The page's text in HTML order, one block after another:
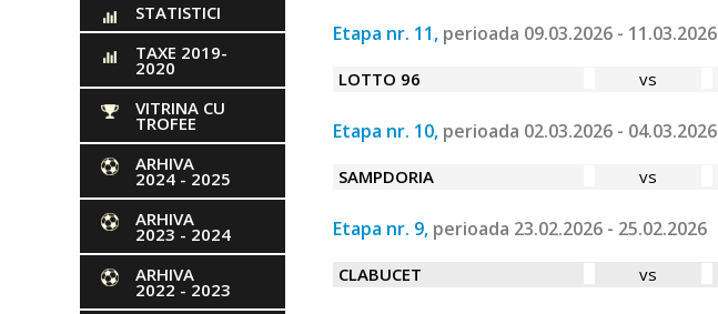
STATISTICI
TAXE 2019-
2020
VITRINA CU
TROFEE
ARHIVA
2024 - 2025
ARHIVA
2023 - 2024
ARHIVA
2022 - 2023
Etapa nr. 11, perioada 09.03.2026 - 11.03.2026
LOTTO 96 vs
Etapa nr. 10, perioada 02.03.2026 - 04.03.2026
SAMPDORIA vs
Etapa nr. 9, perioada 23.02.2026 - 25.02.2026
CLABUCET vs